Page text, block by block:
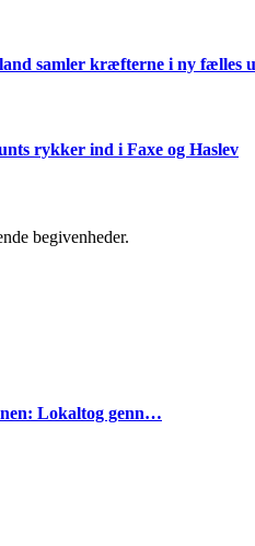
samler kræfterne i ny fælles
rykker ind i Faxe og Haslev
begivenheder.
Lokaltog genn…